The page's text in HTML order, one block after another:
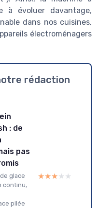
évoluer davantage,
dans nos cuisines,
électroménagers
rédaction
: de
pas
glace
continu,
pilée
★★★★★
★★★★★